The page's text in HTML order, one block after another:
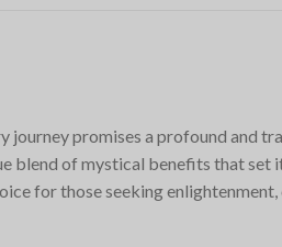
promises a profound and
blend of mystical benefits that
for those seeking